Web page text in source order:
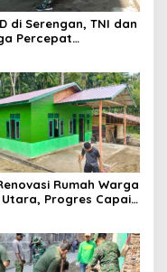
di Serengan, TNI dan
Percepat
Rumah Warga
Utara, Progres Capai